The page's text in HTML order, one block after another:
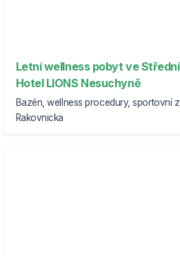
Letní wellness pobyt ve
Hotel LIONS Nesuchyně
Bazén, wellness procedury, sportovní
Rakovnicka